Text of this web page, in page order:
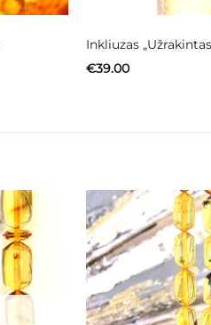
Inkliuzas
€39.00